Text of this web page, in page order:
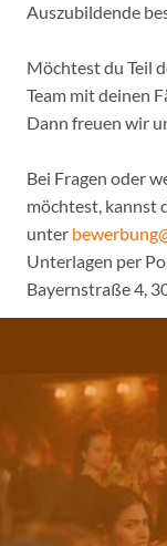
Auszubildende
Möchtest du Teil
Team mit deinen
Dann freuen wir
Bei Fragen oder
möchtest, kannst
unter
Unterlagen per
Bayernstraße 4,